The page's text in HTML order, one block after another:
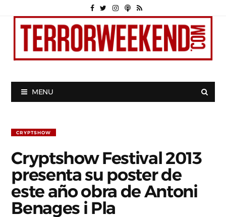
MENU
CRYPTSHOW
Cryptshow Festival 2013
presenta su poster de
este año obra de Antoni
Benages i Pla